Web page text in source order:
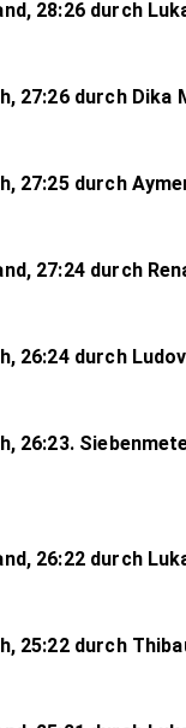
28:26 durch
27:26 durch Dika
27:25 durch
27:24 durch
26:24 durch
26:23.
26:22 durch
25:22 durch